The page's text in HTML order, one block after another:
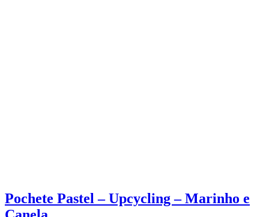
Pochete Pastel – Upcycling – Marinho e